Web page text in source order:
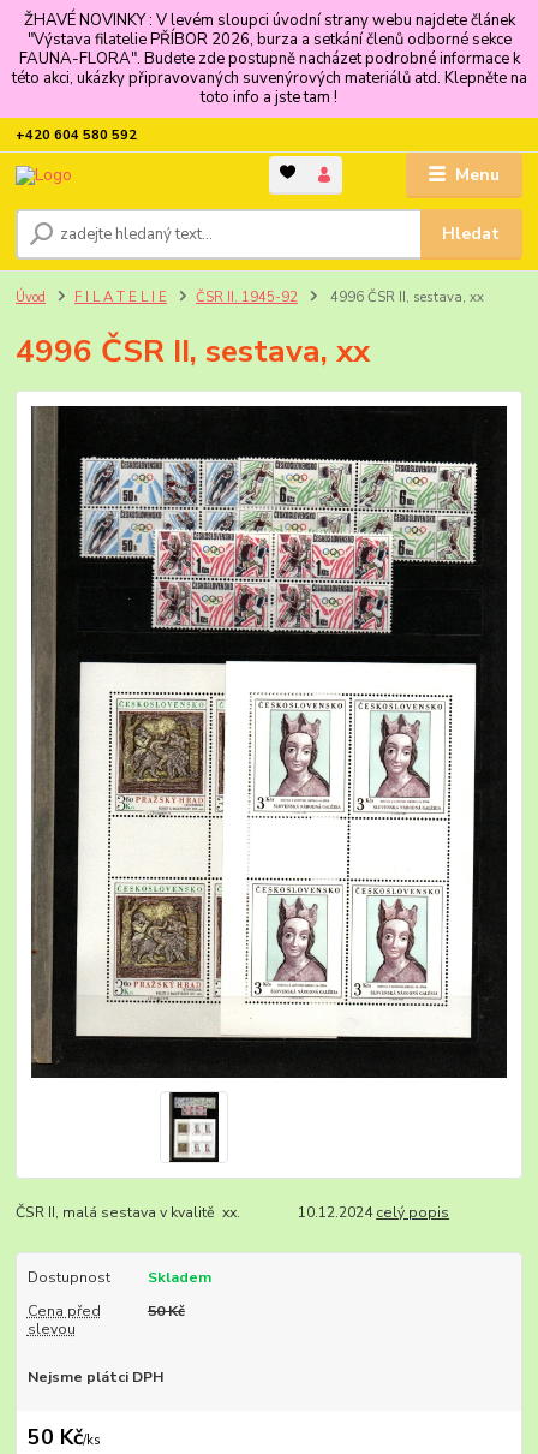
ŽHAVÉ NOVINKY : V levém sloupci úvodní strany webu najdete článek
"Výstava filatelie PŘÍBOR 2026, burza a setkání členů odborné sekce
FAUNA-FLORA". Budete zde postupně nacházet podrobné informace k
této akci, ukázky připravovaných suvenýrových materiálů atd. Klepněte na
toto info a jste tam !
Menu
Hledat
+420 604 580 592
Úvod F I L A T E L I E ČSR II. 1945-92 4996 ČSR II, sestava, xx
4996 ČSR II, sestava, xx
ČSR II, malá sestava v kvalitě xx. 10.12.2024celý popis
Dostupnost
Skladem
Cena před
slevou
50 Kč
Nejsme plátci DPH
50 Kč/ks